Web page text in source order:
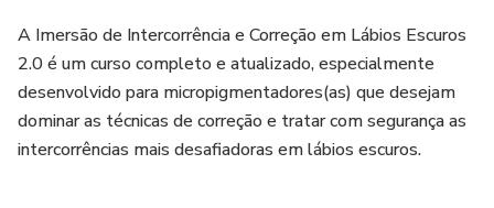
A Imersão de Intercorrência e Correção em Lábios Escuros
2.0 é um curso completo e atualizado, especialmente
desenvolvido para micropigmentadores(as) que desejam
dominar as técnicas de correção e tratar com segurança as
intercorrências mais desafiadoras em lábios escuros.